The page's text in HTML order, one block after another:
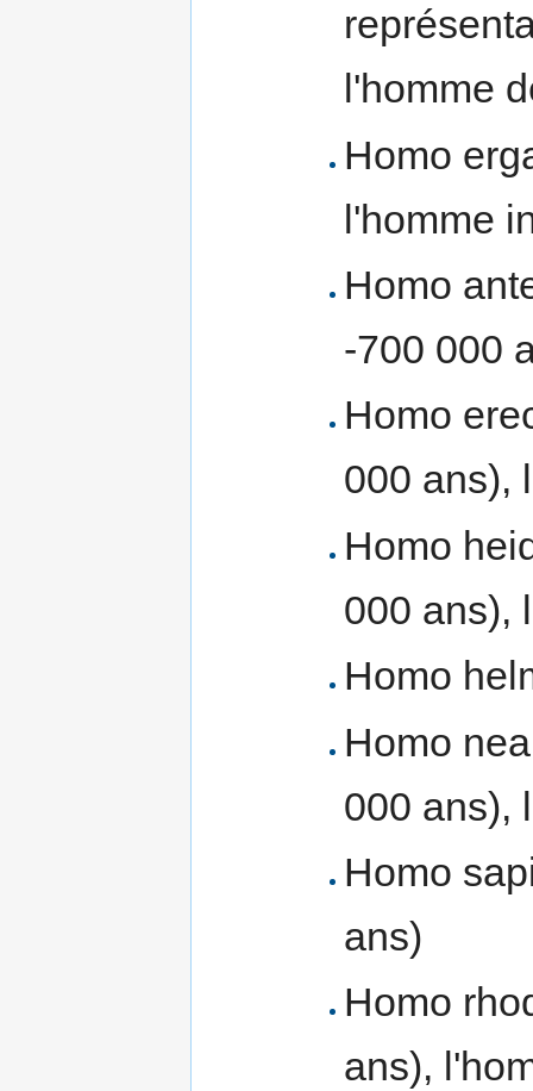
l'homme
Homo
l'homme
Homo
-700 000
Homo
000 ans),
Homo
000 ans),
Homo
Homo
000 ans),
Homo
ans)
Homo
ans),